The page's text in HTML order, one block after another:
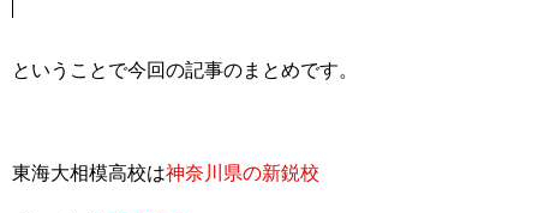
ということで今回の記事のまとめです。
東海大相模高校は神奈川県の新鋭校